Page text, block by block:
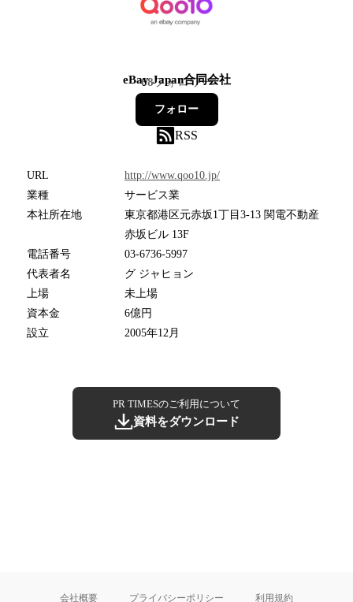
eBay Japan合同会社
68フォロワー
フォロー
RSS
URL
http://www.qoo10.jp/
業種
サービス業
本社所在地
東京都港区元赤坂1丁目3-13 関電不動産
赤坂ビル 13F
電話番号
03-6736-5997
代表者名
グ ジャヒョン
上場
未上場
資本金
6億円
設立
2005年12月
PR TIMESのご利用について
資料をダウンロード
会社概要 プライバシーポリシー 利用規約